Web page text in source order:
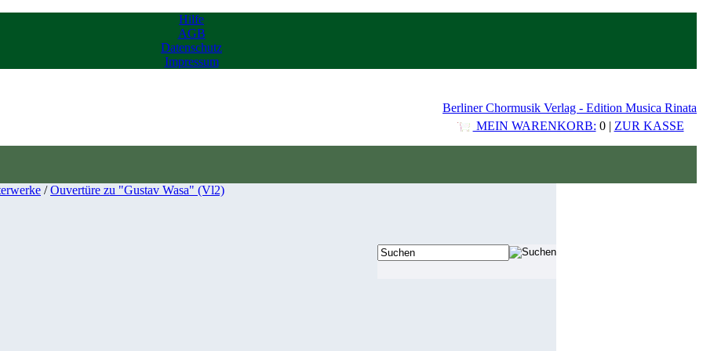
Hilfe
AGB
Datenschutz
Impressum
Berliner Chormusik Verlag - Edition Musica Rinata
MEIN WARENKORB: 0 | ZUR KASSE
/Ouvertüre zu "Gustav Wasa" (Vl2)